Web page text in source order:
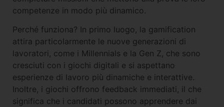
competenze in modo più dinamico.
Perché funziona? In primo luogo, la gamification
attira particolarmente le nuove generazioni di
lavoratori, come i Millennials e la Gen Z, che sono
cresciuti con i giochi digitali e si aspettano
esperienze di lavoro più dinamiche e interattive.
Inoltre, i giochi offrono feedback immediati, il che
significa che i candidati possono apprendere dai